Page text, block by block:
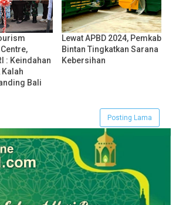
: Keindahan
Kalah
Bali
Lewat APBD 2024, Pemkab
Bintan Tingkatkan Sarana
Kebersihan
Posting Lama